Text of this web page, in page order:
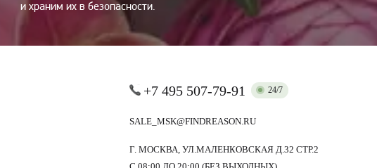
и храним их в безопасности.
+7 495 507-79-91 24/7
SALE_MSK@FINDREASON.RU
Г. МОСКВА, УЛ.МАЛЕНКОВСКАЯ Д.32 СТР.2